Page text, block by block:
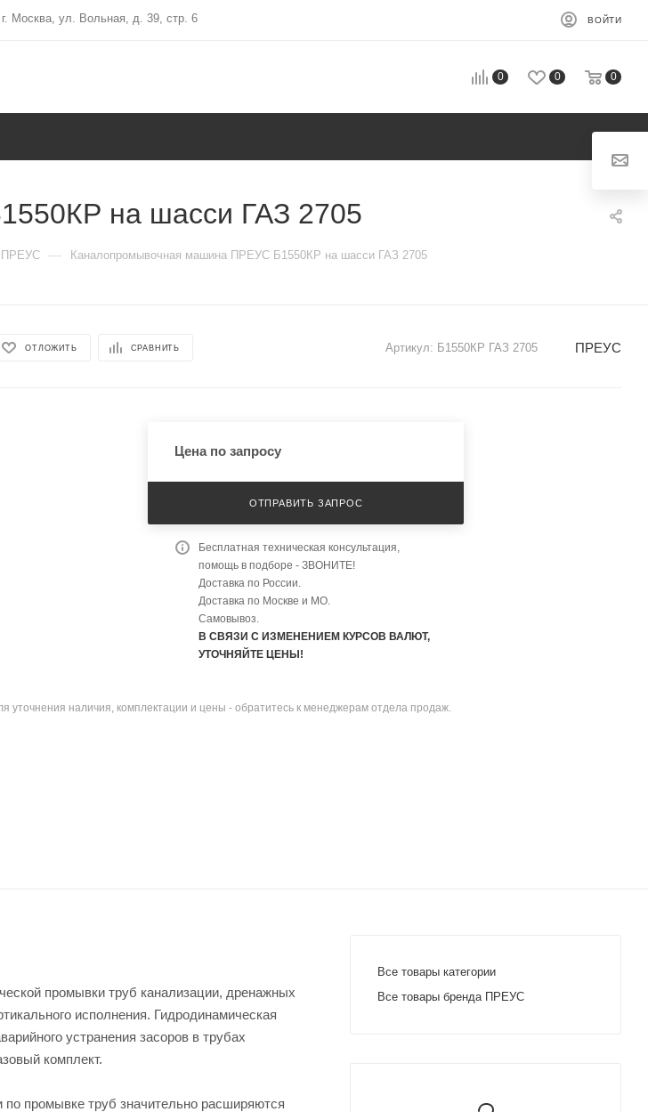
г. Москва, ул. Вольная, д. 39, стр. 6 ВОЙТИ
0 0 0
на шасси ГАЗ 2705
ПРЕУС — Каналопромывочная машина ПРЕУС Б1550КР на шасси ГАЗ 2705
ОТЛОЖИТЬ СРАВНИТЬ Артикул: Б1550КР ГАЗ 2705 ПРЕУС
Цена по запросу
ОТПРАВИТЬ ЗАПРОС
Бесплатная техническая консультация,
помощь в подборе - ЗВОНИТЕ!
Доставка по России.
Доставка по Москве и МО.
Самовывоз.
В СВЯЗИ С ИЗМЕНЕНИЕМ КУРСОВ ВАЛЮТ,
УТОЧНЯЙТЕ ЦЕНЫ!
уточнения наличия, комплектации и цены - обратитесь к менеджерам отдела продаж.
промывки труб канализации, дренажных
исполнения. Гидродинамическая
устранения засоров в трубах
комплект.
промывке труб значительно расширяются
Все товары категории
Все товары бренда ПРЕУС